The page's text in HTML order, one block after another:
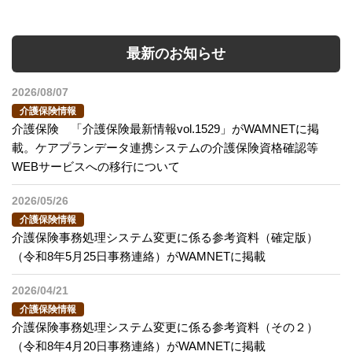
最新のお知らせ
2026/08/07
介護保険情報
介護保険 「介護保険最新情報vol.1529」がWAMNETに掲
載。ケアプランデータ連携システムの介護保険資格確認等
WEBサービスへの移行について
2026/05/26
介護保険情報
介護保険事務処理システム変更に係る参考資料（確定版）
（令和8年5月25日事務連絡）がWAMNETに掲載
2026/04/21
介護保険情報
介護保険事務処理システム変更に係る参考資料（その２）
（令和8年4月20日事務連絡）がWAMNETに掲載